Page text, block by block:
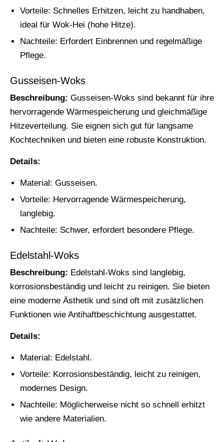
Vorteile: Schnelles Erhitzen, leicht zu handhaben,
ideal für Wok-Hei (hohe Hitze).
Nachteile: Erfordert Einbrennen und regelmäßige
Pflege.
Gusseisen-Woks
Beschreibung: Gusseisen-Woks sind bekannt für ihre
hervorragende Wärmespeicherung und gleichmäßige
Hitzeverteilung. Sie eignen sich gut für langsame
Kochtechniken und bieten eine robuste Konstruktion.
Details:
Material: Gusseisen.
Vorteile: Hervorragende Wärmespeicherung,
langlebig.
Nachteile: Schwer, erfordert besondere Pflege.
Edelstahl-Woks
Beschreibung: Edelstahl-Woks sind langlebig,
korrosionsbeständig und leicht zu reinigen. Sie bieten
eine moderne Ästhetik und sind oft mit zusätzlichen
Funktionen wie Antihaftbeschichtung ausgestattet.
Details:
Material: Edelstahl.
Vorteile: Korrosionsbeständig, leicht zu reinigen,
modernes Design.
Nachteile: Möglicherweise nicht so schnell erhitzt
wie andere Materialien.